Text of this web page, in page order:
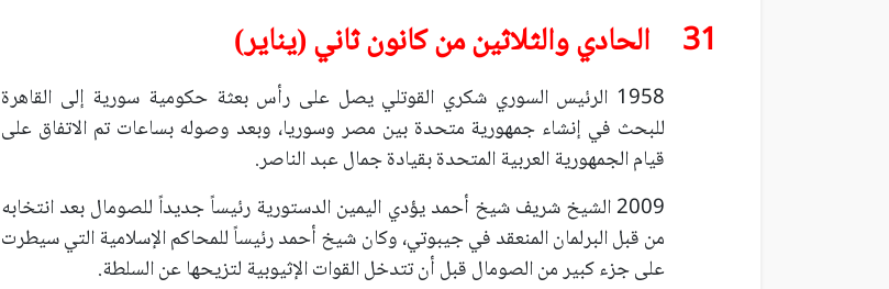
31 الحادي والثلاثين من كانون ثاني (يناير)
1958 الرئيس السوري شكري القوتلي يصل على رأس بعثة حكومية سورية إلى القاهرة
للبحث في إنشاء جمهورية متحدة بين مصر وسوريا، وبعد وصوله بساعات تم الاتفاق على
قيام الجمهورية العربية المتحدة بقيادة جمال عبد الناصر.
2009 الشيخ شريف شيخ أحمد يؤدي اليمين الدستورية رئيساً جديداً للصومال بعد انتخابه
من قبل البرلمان المنعقد في جيبوتي، وكان شيخ أحمد رئيساً للمحاكم الإسلامية التي سيطرت
على جزء كبير من الصومال قبل أن تتدخل القوات الإثيوبية لتزيحها عن السلطة.